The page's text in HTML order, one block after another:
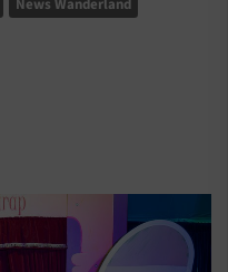
News Wanderland